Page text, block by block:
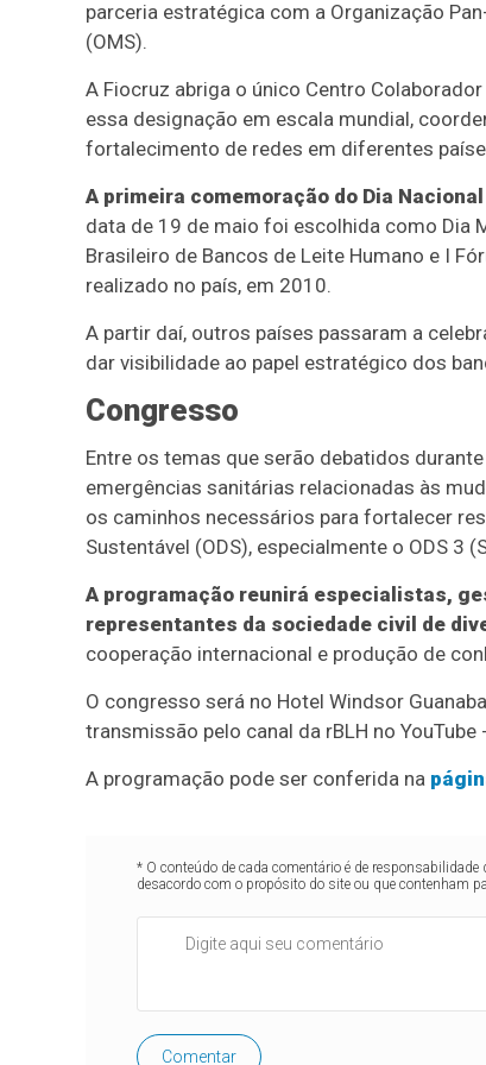
parceria estratégica com a Organização
(OMS).
A Fiocruz abriga o único Centro
essa designação em escala mundial,
fortalecimento de redes em diferentes
A primeira comemoração do Dia
data de 19 de maio foi escolhida como Dia
Brasileiro de Bancos de Leite Humano e I
realizado no país, em 2010.
A partir daí, outros países passaram a
dar visibilidade ao papel estratégico dos
Congresso
Entre os temas que serão debatidos
emergências sanitárias relacionadas às
os caminhos necessários para fortalecer
Sustentável (ODS), especialmente o ODS 3
A programação reunirá especialistas,
representantes da sociedade civil de
cooperação internacional e produção de
O congresso será no Hotel Windsor
transmissão pelo canal da rBLH no YouTube
A programação pode ser conferida na
* O conteúdo de cada comentário é de
desacordo com o propósito do site ou que contenham
Comentar